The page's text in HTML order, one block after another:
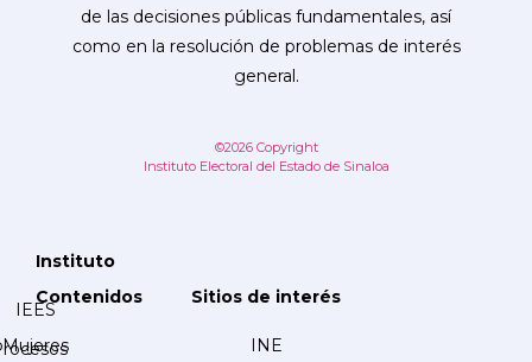
de las decisiones públicas fundamentales, así
como en la resolución de problemas de interés
general.
©2026 Copyright
Instituto Electoral del Estado de Sinaloa
Instituto
IEES
Contenidos
Mujeres
Sitios de interés
INE